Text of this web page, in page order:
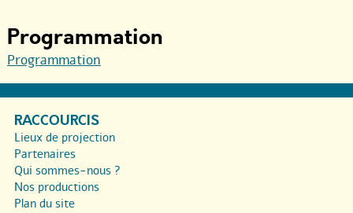
Programmation
Programmation
RACCOURCIS
Lieux de projection
Partenaires
Qui sommes-nous ?
Nos productions
Plan du site